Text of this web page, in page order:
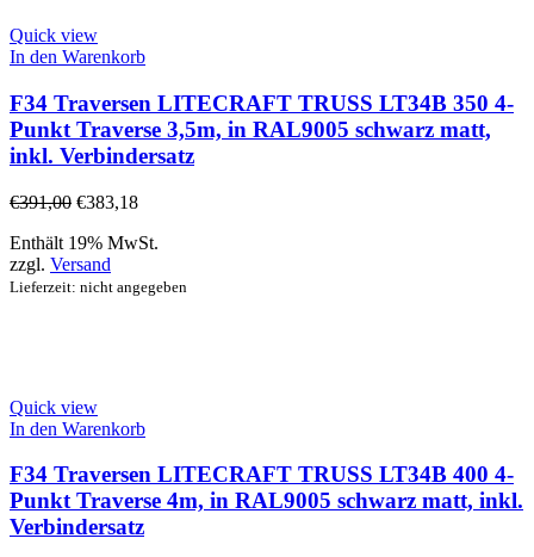
Quick view
In den Warenkorb
F34 Traversen LITECRAFT TRUSS LT34B 350 4-
Punkt Traverse 3,5m, in RAL9005 schwarz matt,
inkl. Verbindersatz
€391,00 €383,18
Enthält 19% MwSt.
zzgl. Versand
Lieferzeit: nicht angegeben
Quick view
In den Warenkorb
F34 Traversen LITECRAFT TRUSS LT34B 400 4-
Punkt Traverse 4m, in RAL9005 schwarz matt, inkl.
Verbindersatz